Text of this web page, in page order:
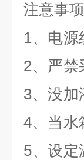
注意事项
1、电源
2、严禁
3、没加
4、当水
5、设